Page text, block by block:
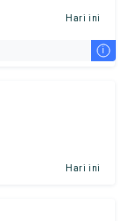
Hari ini
i
Hari ini